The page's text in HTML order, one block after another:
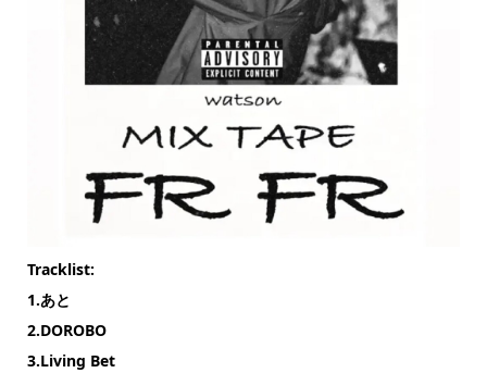
Tracklist:
1.あと
2.DOROBO
3.Living Bet